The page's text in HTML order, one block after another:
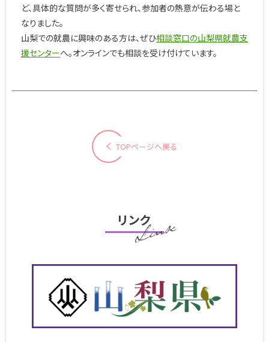
ど、具体的な質問が多く寄せられ、参加者の熱意が伝わる場と
なりました。
山梨での就農に興味のある方は、ぜひ相談窓口の山梨県就農支
援センターへ。オンラインでも相談を受け付けています。
TOPページへ戻る
リンク